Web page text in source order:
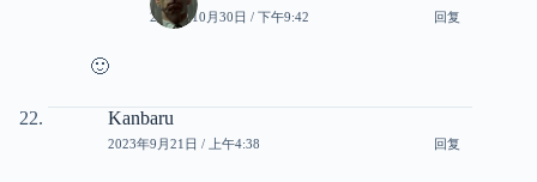
2023年10月30日 / 下午9:42 回复
🙂
Kanbaru
2023年9月21日 / 上午4:38 回复